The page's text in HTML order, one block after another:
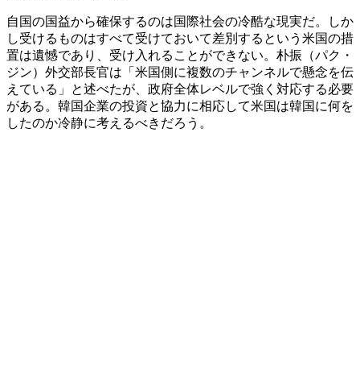
自国の国益から確保するのは国際社会の冷酷な現実だ。しか
し受けるものはすべて受けておいて差別するという米国の措
置は遺憾であり、受け入れることができない。朴振（パク・
ジン）外交部長官は「米国側に複数のチャンネルで懸念を伝
えている」と述べたが、政府全体レベルで強く対応する必要
がある。韓国企業の投資と協力に相応して米国は韓国に何を
したのか冷静に考えるべきだろう。